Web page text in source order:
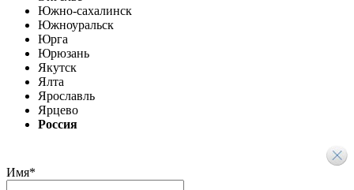
Южно-сахалинск
Южноуральск
Юрга
Юрюзань
Якутск
Ялта
Ярославль
Ярцево
Россия
Имя*